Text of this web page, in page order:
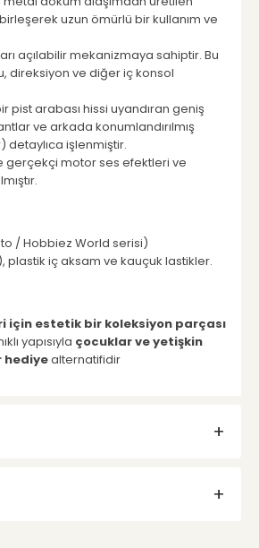
uzun ömürlü bir kullanım ve
açılabilir mekanizmaya sahiptir. Bu
direksiyon ve diğer iç konsol
pist arabası hissi uyandıran geniş
ve arkada konumlandırılmış
detaylıca işlenmiştir.
gerçekçi motor ses efektleri ve
/ Hobbiez World serisi)
iç aksam ve kauçuk lastikler.
için estetik bir koleksiyon parçası
yapısıyla çocuklar ve yetişkin
hediyealternatifidir